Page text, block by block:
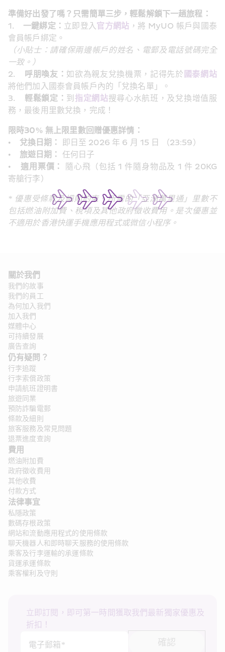
準備好出發了嗎？只需簡單三步，輕鬆解鎖下一趟旅程：
1.
一鍵綁定： 立即登入官方網站 ，將 MyUO 帳戶與國泰
會員帳戶綁定。
（小貼士：請確保兩邊帳戶的姓名、電郵及電話號碼完全
一致。）
2. 呼朋喚友： 如欲為親友兌換機票，記得先於 國泰網站
將他們加入國泰會員帳戶內的「兌換名單」。
3. 輕鬆鎖定： 到 指定網站搜尋心水航班，及兌換增值服
務，最後用里數兌換，完成！
限時30% 無上限里數回贈優惠詳情：
• 兌換日期：
即日至 2026 年 6 月 15 日 （23:59）
•
旅遊日期： 任何日子
• 適用票價：
隨心飛（包括 1 件隨身物品及 1 件 20KG
寄艙行李）
* 優惠受條款及細則約束。所需的「亞洲萬里通」里數不
包括燃油附加費、稅項及其他政府徵收費用。是次優惠並
不適用於香港快運手機應用程式或微信小程序。
關於我們
我們的故事
我們的員工
為何加入我們
加入我們
媒體中心
可持續發展
廣告查詢
仍有疑問？
行李追蹤
行李索償政策
申請航班證明書
旅遊同業
預防詐騙電郵
條款及細則
旅客服務及常見問題
退票進度查詢
費用
燃油附加費
政府徵收費用
其他收費
付款方式
法律事宜
私隱政策
數碼存根政策
網站和流動應用程式的使用條款
聊天機器人和即時聊天服務的使用條款
乘客及行李運輸的承運條款
貨運承運條款
乘客權利及守則
立即訂閱，即可第一時間獲取我們最新獨家優惠及
折扣！
電子郵箱*
確認